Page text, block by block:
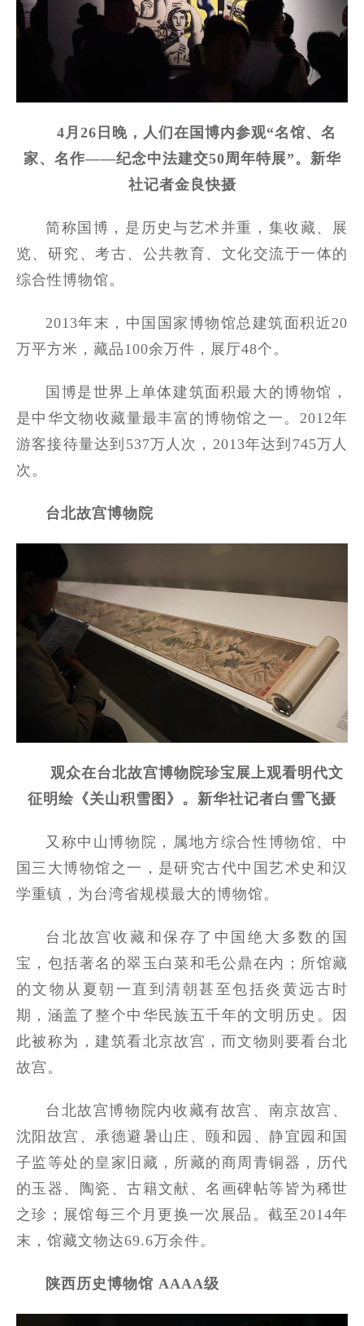
4月26日晚，人们在国博内参观“名馆、名
家、名作——纪念中法建交50周年特展”。新华
社记者金良快摄
简称国博，是历史与艺术并重，集收藏、展
览、研究、考古、公共教育、文化交流于一体的
综合性博物馆。
2013年末，中国国家博物馆总建筑面积近20
万平方米，藏品100余万件，展厅48个。
国博是世界上单体建筑面积最大的博物馆，
是中华文物收藏量最丰富的博物馆之一。2012年
游客接待量达到537万人次，2013年达到745万人
次。
台北故宫博物院
观众在台北故宫博物院珍宝展上观看明代文
征明绘《关山积雪图》。新华社记者白雪飞摄
又称中山博物院，属地方综合性博物馆、中
国三大博物馆之一，是研究古代中国艺术史和汉
学重镇，为台湾省规模最大的博物馆。
台北故宫收藏和保存了中国绝大多数的国
宝，包括著名的翠玉白菜和毛公鼎在内；所馆藏
的文物从夏朝一直到清朝甚至包括炎黄远古时
期，涵盖了整个中华民族五千年的文明历史。因
此被称为，建筑看北京故宫，而文物则要看台北
故宫。
台北故宫博物院内收藏有故宫、南京故宫、
沈阳故宫、承德避暑山庄、颐和园、静宜园和国
子监等处的皇家旧藏，所藏的商周青铜器，历代
的玉器、陶瓷、古籍文献、名画碑帖等皆为稀世
之珍；展馆每三个月更换一次展品。截至2014年
末，馆藏文物达69.6万余件。
陕西历史博物馆 AAAA级